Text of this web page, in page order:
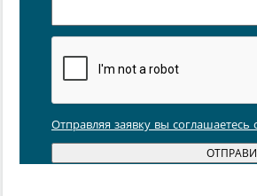
Отправляя заявку вы